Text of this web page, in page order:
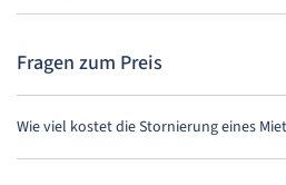
Du hast bis zu 24 Stunden vor
Fragen zum Preis
Wie viel kostet die Stornierung eines
Bis 24 Stunden vor Anmietung kostet